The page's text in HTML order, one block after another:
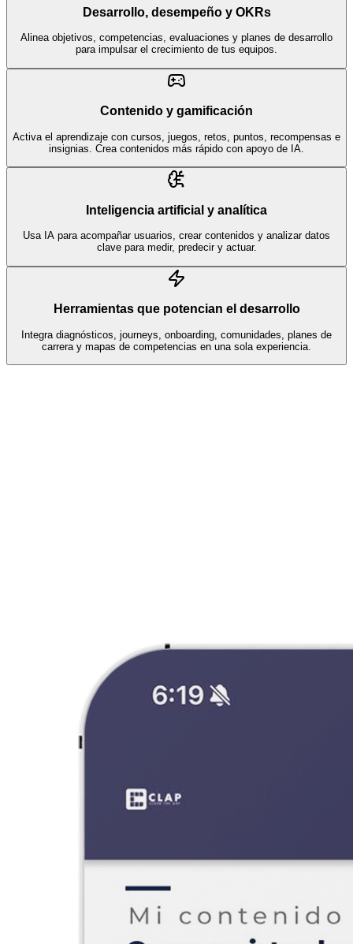
Desarrollo, desempeño y OKRs
Alinea objetivos, competencias, evaluaciones y planes de desarrollo
para impulsar el crecimiento de tus equipos.
Contenido y gamificación
Activa el aprendizaje con cursos, juegos, retos, puntos, recompensas e
insignias. Crea contenidos más rápido con apoyo de IA.
Inteligencia artificial y analítica
Usa IA para acompañar usuarios, crear contenidos y analizar datos
clave para medir, predecir y actuar.
Herramientas que potencian el desarrollo
Integra diagnósticos, journeys, onboarding, comunidades, planes de
carrera y mapas de competencias en una sola experiencia.